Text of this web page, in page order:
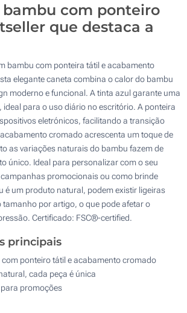
bambu com ponteiro
que destaca a
bambu com ponteira tátil e acabamento
elegante caneta combina o calor do bambu
moderno e funcional. A tinta azul garante uma
ideal para o uso diário no escritório. A ponteira
eletrónicos, facilitando a transição
cromado acrescenta um toque de
as variações naturais do bambu fazem de
único. Ideal para personalizar com o seu
promocionais ou como brinde
é um produto natural, podem existir ligeiras
tamanho por artigo, o que pode afetar o
Certificado: FSC®-certified.
principais
ponteiro tátil e acabamento cromado
cada peça é única
promoções